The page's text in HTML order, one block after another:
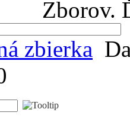
Zborov.
zbierka